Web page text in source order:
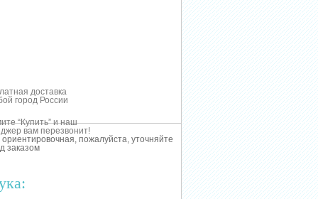
доставка
город России
“Купить” и наш
вам перезвонит!
пожалуйста, уточняйте
заказом